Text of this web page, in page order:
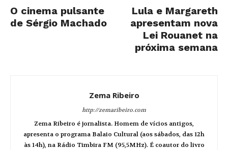
O cinema pulsante
de Sérgio Machado
Lula e Margareth
apresentam nova
Lei Rouanet na
próxima semana
Zema Ribeiro
http://zemaribeiro.com
Zema Ribeiro é jornalista. Homem de vícios antigos,
apresenta o programa Balaio Cultural (aos sábados, das 12h
às 14h), na Rádio Timbira FM (95,5MHz). É coautor do livro